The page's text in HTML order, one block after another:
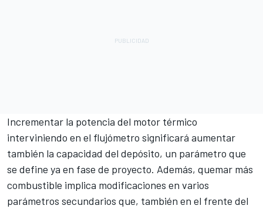
Incrementar la potencia del motor térmico
interviniendo en el flujómetro significará aumentar
también la capacidad del depósito, un parámetro que
se define ya en fase de proyecto. Además, quemar más
combustible implica modificaciones en varios
parámetros secundarios que, también en el frente del